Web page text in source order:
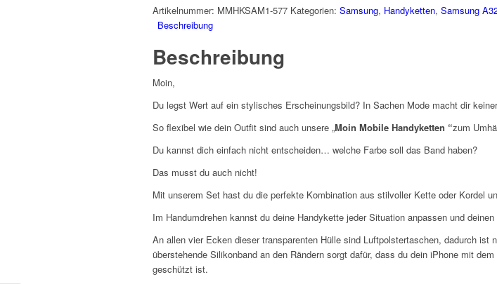
Transparent
Menge
Artikelnummer: MMHKSAM1-577 Kategorien: Samsung, Handyketten, Samsung
Beschreibung
Beschreibung
Moin,
Du legst Wert auf ein stylisches Erscheinungsbild? In Sachen Mode macht dir
So flexibel wie dein Outfit sind auch unsere „Moin Mobile Handyketten “zum
Du kannst dich einfach nicht entscheiden… welche Farbe soll das Band haben?
Das musst du auch nicht!
Mit unserem Set hast du die perfekte Kombination aus stilvoller Kette oder Kordel
Im Handumdrehen kannst du deine Handykette jeder Situation anpassen und
An allen vier Ecken dieser transparenten Hülle sind Luftpolstertaschen, dadurch
überstehende Silikonband an den Rändern sorgt dafür, dass du dein iPhone mit
geschützt ist.